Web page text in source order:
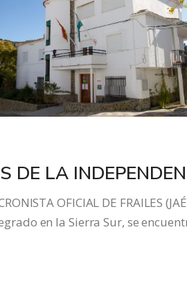
DE LA
OFICIAL DE FRAILES
en la Sierra Sur, se